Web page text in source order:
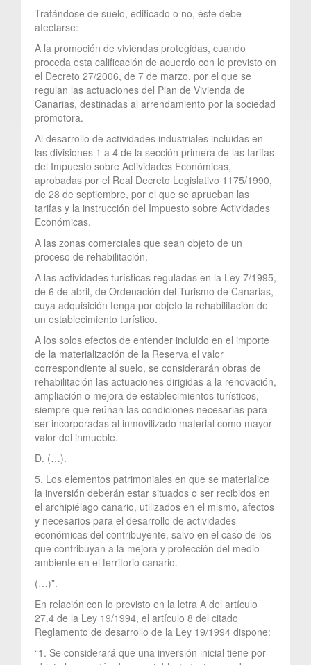
Tratándose de suelo, edificado o no, éste debe
afectarse:
A la promoción de viviendas protegidas, cuando
proceda esta calificación de acuerdo con lo previsto en
el Decreto 27/2006, de 7 de marzo, por el que se
regulan las actuaciones del Plan de Vivienda de
Canarias, destinadas al arrendamiento por la sociedad
promotora.
Al desarrollo de actividades industriales incluidas en
las divisiones 1 a 4 de la sección primera de las tarifas
del Impuesto sobre Actividades Económicas,
aprobadas por el Real Decreto Legislativo 1175/1990,
de 28 de septiembre, por el que se aprueban las
tarifas y la instrucción del Impuesto sobre Actividades
Económicas.
A las zonas comerciales que sean objeto de un
proceso de rehabilitación.
A las actividades turísticas reguladas en la Ley 7/1995,
de 6 de abril, de Ordenación del Turismo de Canarias,
cuya adquisición tenga por objeto la rehabilitación de
un establecimiento turístico.
A los solos efectos de entender incluido en el importe
de la materialización de la Reserva el valor
correspondiente al suelo, se considerarán obras de
rehabilitación las actuaciones dirigidas a la renovación,
ampliación o mejora de establecimientos turísticos,
siempre que reúnan las condiciones necesarias para
ser incorporadas al inmovilizado material como mayor
valor del inmueble.
D. (…).
5. Los elementos patrimoniales en que se materialice
la inversión deberán estar situados o ser recibidos en
el archipiélago canario, utilizados en el mismo, afectos
y necesarios para el desarrollo de actividades
económicas del contribuyente, salvo en el caso de los
que contribuyan a la mejora y protección del medio
ambiente en el territorio canario.
(…)”.
En relación con lo previsto en la letra A del artículo
27.4 de la Ley 19/1994, el artículo 8 del citado
Reglamento de desarrollo de la Ley 19/1994 dispone:
“1. Se considerará que una inversión inicial tiene por